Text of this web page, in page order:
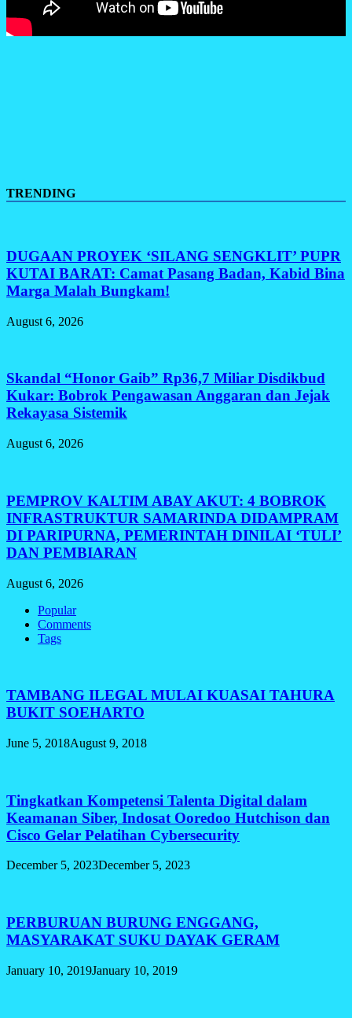
TRENDING
DUGAAN PROYEK ‘SILANG SENGKLIT’ PUPR
KUTAI BARAT: Camat Pasang Badan, Kabid Bina
Marga Malah Bungkam!
August 6, 2026
Skandal “Honor Gaib” Rp36,7 Miliar Disdikbud
Kukar: Bobrok Pengawasan Anggaran dan Jejak
Rekayasa Sistemik
August 6, 2026
PEMPROV KALTIM ABAY AKUT: 4 BOBROK
INFRASTRUKTUR SAMARINDA DIDAMPRAM
DI PARIPURNA, PEMERINTAH DINILAI ‘TULI’
DAN PEMBIARAN
August 6, 2026
Popular
Comments
Tags
TAMBANG ILEGAL MULAI KUASAI TAHURA
BUKIT SOEHARTO
June 5, 2018August 9, 2018
Tingkatkan Kompetensi Talenta Digital dalam
Keamanan Siber, Indosat Ooredoo Hutchison dan
Cisco Gelar Pelatihan Cybersecurity
December 5, 2023December 5, 2023
PERBURUAN BURUNG ENGGANG,
MASYARAKAT SUKU DAYAK GERAM
January 10, 2019January 10, 2019